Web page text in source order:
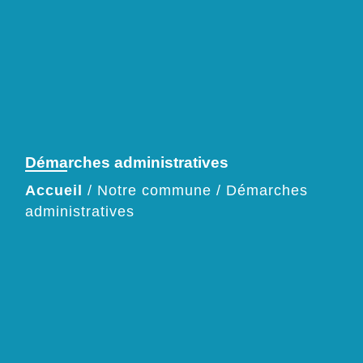
Démarches administratives
Accueil / Notre commune / Démarches
administratives